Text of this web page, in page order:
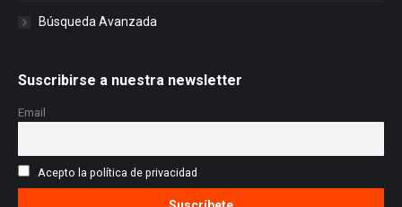
Búsqueda Avanzada
Suscribirse a nuestra newsletter
Email
Acepto la política de privacidad